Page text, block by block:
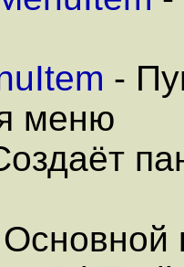
-
меню